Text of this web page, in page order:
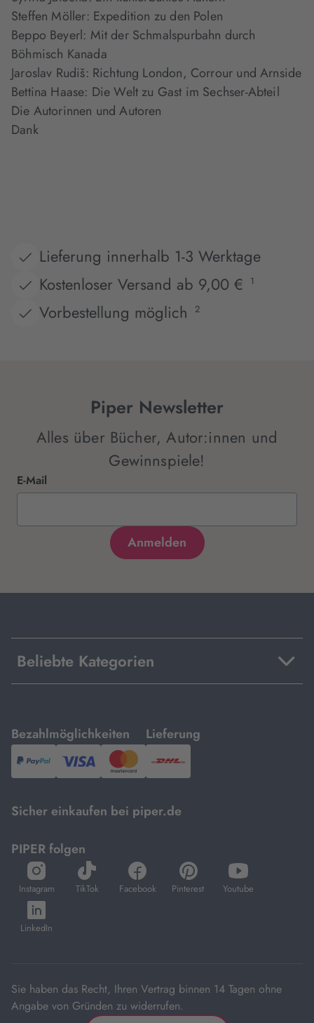
Steffen Möller: Expedition zu den Polen
Beppo Beyerl: Mit der Schmalspurbahn durch
Böhmisch Kanada
Jaroslav Rudiš: Richtung London, Corrour und Arnside
Bettina Haase: Die Welt zu Gast im Sechser-Abteil
Die Autorinnen und Autoren
Dank
Lieferung innerhalb 1-3 Werktage
Kostenloser Versand ab 9,00 €
1
Vorbestellung möglich 2
Piper Newsletter
Alles über Bücher, Autor:innen und
Gewinnspiele!
E-Mail
Beliebte Kategorien
Bezahlmöglichkeiten
mit
PayPal,Visa
und
Lieferung
mit
DHL.
Sicher einkaufen bei piper.de
PIPER folgen
Instagram
öffnet
in
neuem
Tab
TikTok
öffnet
in
Facebook
öffnet
in
Pinterest
öffnet
in
Youtube
öffnet
in
LinkedIn
öffnet
in
Sie haben das Recht, Ihren Vertrag binnen 14 Tagen ohne
Angabe von Gründen zu widerrufen.